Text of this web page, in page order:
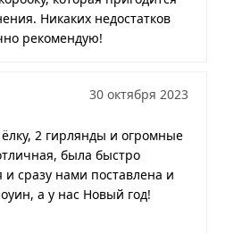
Никаких недостатков
рекомендую!
30 октября 2023
2 гирлянды и огромные
была быстро
и сразу нами поставлена и
а у нас Новый год!